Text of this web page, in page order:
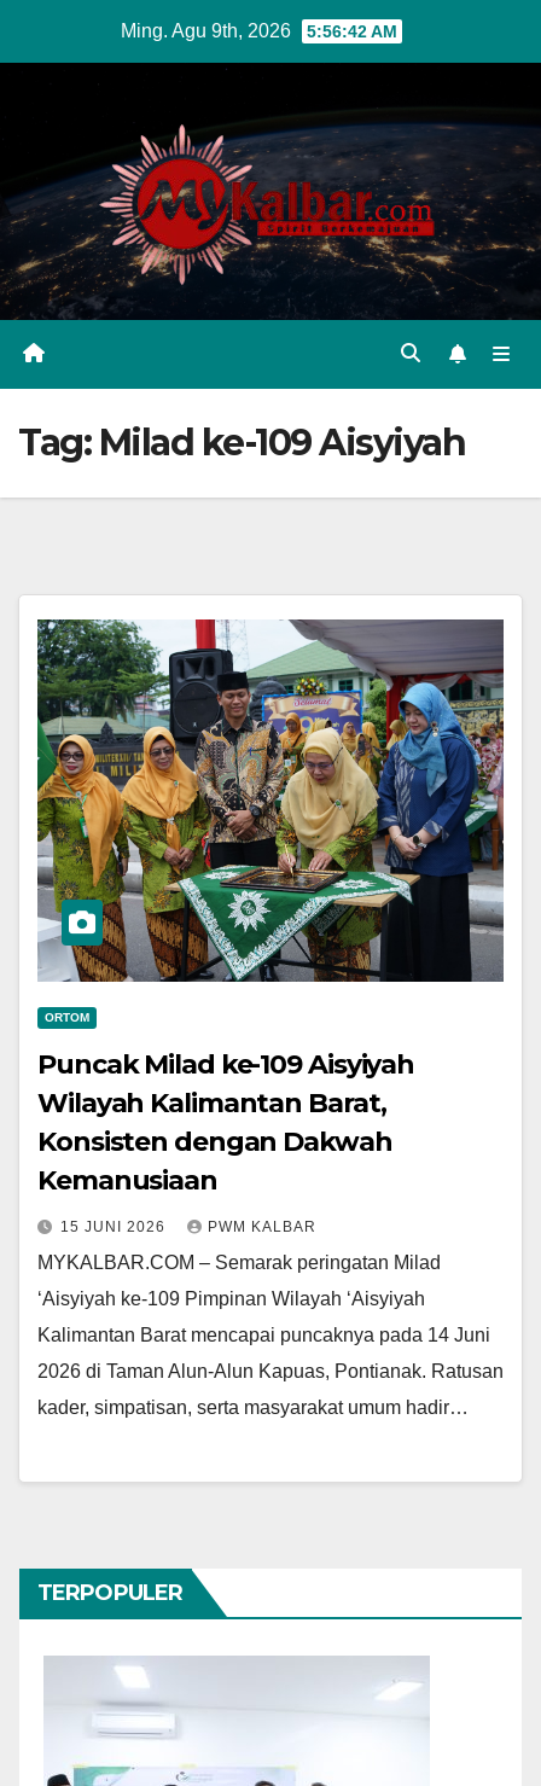
Ming. Agu 9th, 2026 5:56:43 AM
Tag: Milad ke-109 Aisyiyah
ORTOM
Puncak Milad ke-109 Aisyiyah
Wilayah Kalimantan Barat,
Konsisten dengan Dakwah
Kemanusiaan
15 JUNI 2026 PWM KALBAR
MYKALBAR.COM – Semarak peringatan Milad
‘Aisyiyah ke-109 Pimpinan Wilayah ‘Aisyiyah
Kalimantan Barat mencapai puncaknya pada 14 Juni
2026 di Taman Alun-Alun Kapuas, Pontianak. Ratusan
kader, simpatisan, serta masyarakat umum hadir…
TERPOPULER